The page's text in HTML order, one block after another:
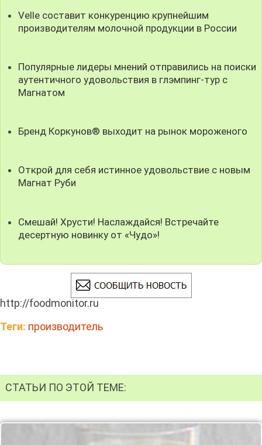
Velle составит конкуренцию крупнейшим
производителям молочной продукции в России
Популярные лидеры мнений отправились на поиски
аутентичного удовольствия в глэмпинг-тур с
Магнатом
Бренд Коркунов® выходит на рынок мороженого
Открой для себя истинное удовольствие с новым
Магнат Руби
Смешай! Хрусти! Наслаждайся! Встречайте
десертную новинку от «Чудо»!
http://foodmonitor.ru
Теги: производитель
СТАТЬИ ПО ЭТОЙ ТЕМЕ: